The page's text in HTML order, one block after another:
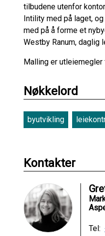
tilbudene utenfor
Intility med på laget,
med på å forme et
Westby Ranum, daglig
Malling er utleiemegler
Nøkkelord
byutvikling
Kontakter
Tel: